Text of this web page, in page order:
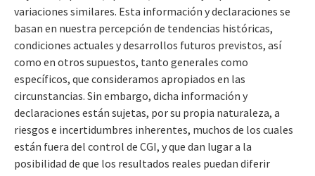
variaciones similares. Esta información y declaraciones se
basan en nuestra percepción de tendencias históricas,
condiciones actuales y desarrollos futuros previstos, así
como en otros supuestos, tanto generales como
específicos, que consideramos apropiados en las
circunstancias. Sin embargo, dicha información y
declaraciones están sujetas, por su propia naturaleza, a
riesgos e incertidumbres inherentes, muchos de los cuales
están fuera del control de CGI, y que dan lugar a la
posibilidad de que los resultados reales puedan diferir